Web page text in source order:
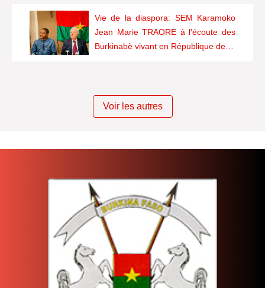
Vie de la diaspora: SEM Karamoko
Jean Marie TRAORE à l'écoute des
Burkinabè vivant en République de…
Voir les autres